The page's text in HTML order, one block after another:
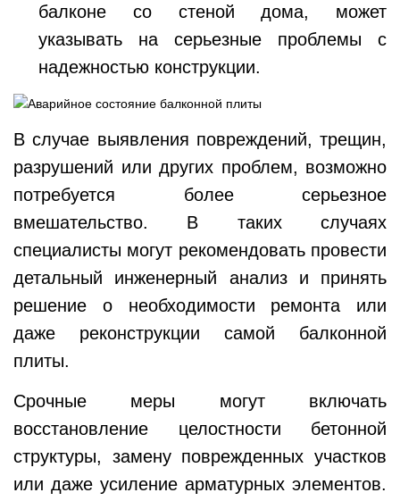
балконе со стеной дома, может
указывать на серьезные проблемы с
надежностью конструкции.
В случае выявления повреждений, трещин,
разрушений или других проблем, возможно
потребуется более серьезное
вмешательство. В таких случаях
специалисты могут рекомендовать провести
детальный инженерный анализ и принять
решение о необходимости ремонта или
даже реконструкции самой балконной
плиты.
Срочные меры могут включать
восстановление целостности бетонной
структуры, замену поврежденных участков
или даже усиление арматурных элементов.